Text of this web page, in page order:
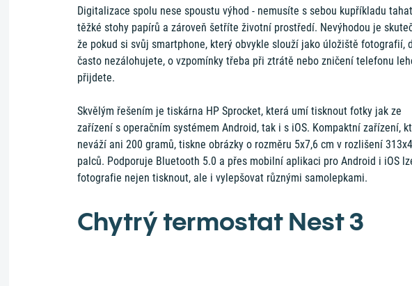
Digitalizace spolu nese spoustu výhod - nemusíte s sebou kupříkladu tahat
těžké stohy papírů a zároveň šetříte životní prostředí. Nevýhodou je
že pokud si svůj smartphone, který obvykle slouží jako úložiště fotografií,
často nezálohujete, o vzpomínky třeba při ztrátě nebo zničení telefonu
přijdete.
Skvělým řešením je tiskárna HP Sprocket, která umí tisknout fotky jak ze
zařízení s operačním systémem Android, tak i s iOS. Kompaktní zařízení,
neváží ani 200 gramů, tiskne obrázky o rozměru 5x7,6 cm v rozlišení
palců. Podporuje Bluetooth 5.0 a přes mobilní aplikaci pro Android i iOS
fotografie nejen tisknout, ale i vylepšovat různými samolepkami.
Chytrý termostat Nest 3